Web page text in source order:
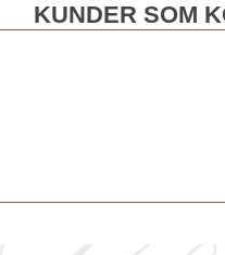
KUNDER SOM